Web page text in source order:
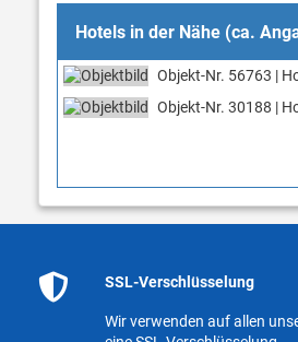
Hotels in der Nähe (ca.
Objekt-Nr. 56763 |
Objekt-Nr. 30188 |
SSL-Verschlüsselung
Wir verwenden auf allen